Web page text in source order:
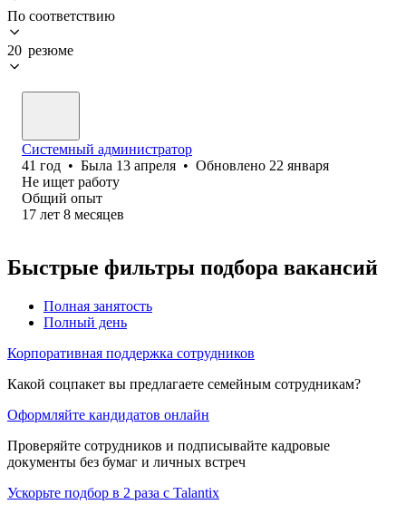
По соответствию
20 резюме
Системный администратор
41 год • Была 13 апреля • Обновлено 22 января
Не ищет работу
Общий опыт
17 лет 8 месяцев
Быстрые фильтры подбора вакансий
Полная занятость
Полный день
Корпоративная поддержка сотрудников
Какой соцпакет вы предлагаете семейным сотрудникам?
Оформляйте кандидатов онлайн
Проверяйте сотрудников и подписывайте кадровые
документы без бумаг и личных встреч
Ускорьте подбор в 2 раза с Talantix